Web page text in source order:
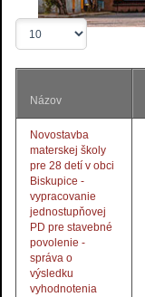
logo2.jpg
Zobrazené
položky
Názov
Novostavba
materskej školy
pre 28 detí v obci
Biskupice -
vypracovanie
jednostupňovej
PD pre stavebné
povolenie -
správa o
výsledku
vyhodnotenia